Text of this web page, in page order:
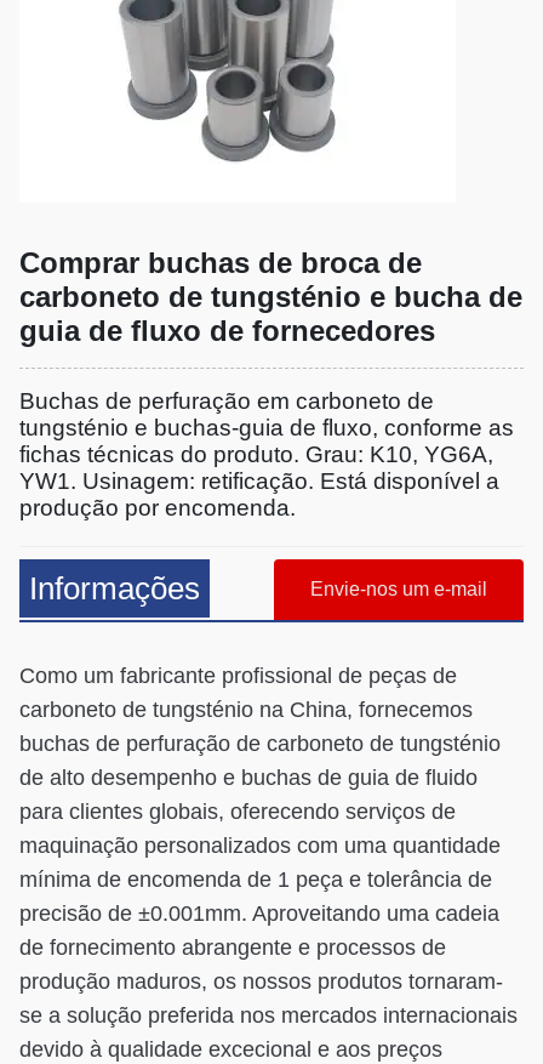
Comprar buchas de broca de
carboneto de tungsténio e bucha de
guia de fluxo de fornecedores
Buchas de perfuração em carboneto de
tungsténio e buchas-guia de fluxo, conforme as
fichas técnicas do produto. Grau: K10, YG6A,
YW1. Usinagem: retificação. Está disponível a
produção por encomenda.
Informações Envie-nos um e-mail
Como um fabricante profissional de peças de
carboneto de tungsténio na China, fornecemos
buchas de perfuração de carboneto de tungsténio
de alto desempenho e buchas de guia de fluido
para clientes globais, oferecendo serviços de
maquinação personalizados com uma quantidade
mínima de encomenda de 1 peça e tolerância de
precisão de ±0.001mm. Aproveitando uma cadeia
de fornecimento abrangente e processos de
produção maduros, os nossos produtos tornaram-
se a solução preferida nos mercados internacionais
devido à qualidade excecional e aos preços